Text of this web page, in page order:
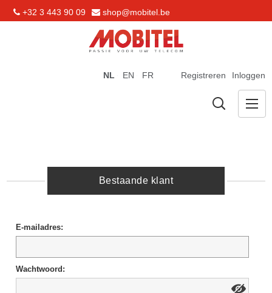
+32 3 443 90 09 shop@mobitel.be
Registreren Inloggen
NL EN FR
Bestaande klant
E-mailadres:
Wachtwoord: